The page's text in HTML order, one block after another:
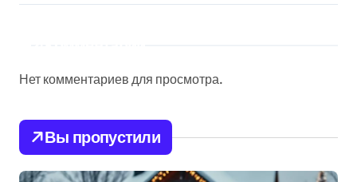
Нет комментариев для просмотра.
Вы пропустили